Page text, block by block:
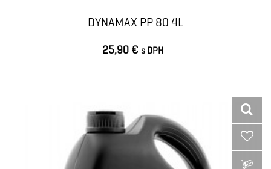
DYNAMAX PP 80 4L
25,90 € s DPH